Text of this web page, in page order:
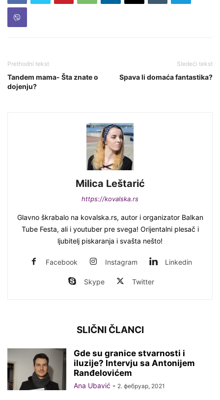
Prethodni tekst
Tandem mama- Šta znate o
dojenju?
Sledeći tekst
Spava li domaća fantastika?
Milica Leštarić
https://kovalska.rs
Glavno škrabalo na kovalska.rs, autor i organizator Balkan
Tube Festa, ali i youtuber pre svega! Orijentalni plesač i
ljubitelj piskaranja i svašta nešto!
Facebook Instagram Linkedin
Skype Twitter
SLIČNI ČLANCI
Gde su granice stvarnosti i
iluzije? Intervju sa Antonijem
Ranđelovićem
Ana Ubavić - 2. фебруар, 2021